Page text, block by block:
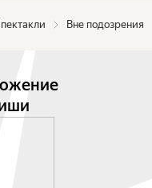
Вне подозрения